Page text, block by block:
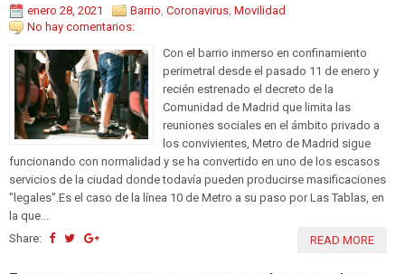
enero 28, 2021 Barrio, Coronavirus, Movilidad
No hay comentarios:
Con el barrio inmerso en confinamiento
perimetral desde el pasado 11 de enero y
recién estrenado el decreto de la
Comunidad de Madrid que limita las
reuniones sociales en el ámbito privado a
los convivientes, Metro de Madrid sigue
funcionando con normalidad y se ha convertido en uno de los escasos
servicios de la ciudad donde todavía pueden producirse masificaciones
"legales".Es el caso de la línea 10 de Metro a su paso por Las Tablas, en
la que...
Share:
READ MORE